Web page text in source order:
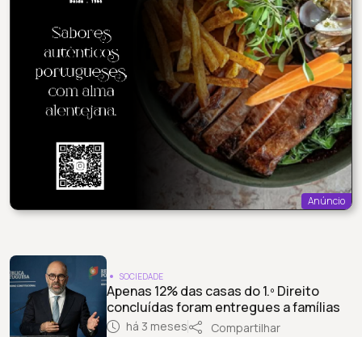
Anúncio
SOCIEDADE
Apenas 12% das casas do 1.º Direito
concluídas foram entregues a famílias
há 3 meses Compartilhar